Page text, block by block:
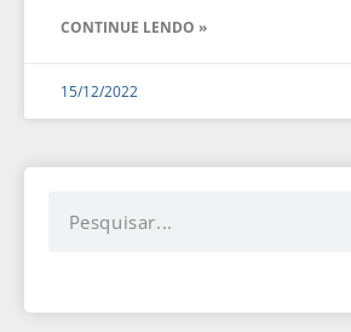
CONTINUE LENDO »
15/12/2022